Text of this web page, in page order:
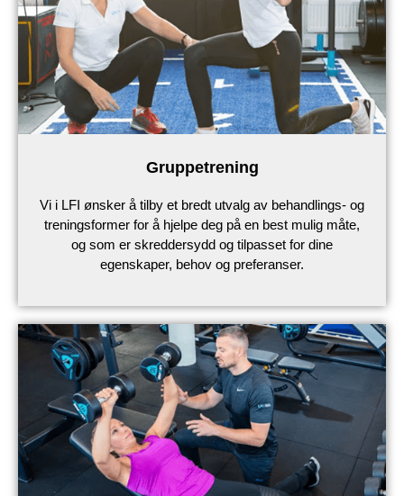
Gruppetrening
Vi i LFI ønsker å tilby et bredt utvalg av behandlings- og
treningsformer for å hjelpe deg på en best mulig måte,
og som er skreddersydd og tilpasset for dine
egenskaper, behov og preferanser.